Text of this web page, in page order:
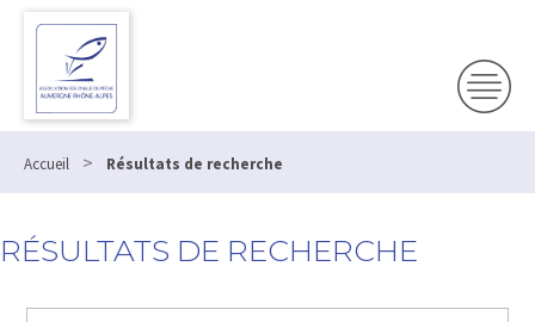
Accueil > Résultats de recherche
RÉSULTATS DE RECHERCHE